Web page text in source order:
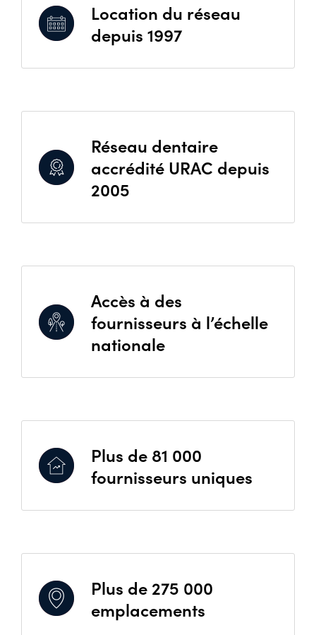
Location du réseau
depuis 1997
Réseau dentaire
accrédité URAC depuis
2005
Accès à des
fournisseurs à l’échelle
nationale
Plus de 81 000
fournisseurs uniques
Plus de 275 000
emplacements